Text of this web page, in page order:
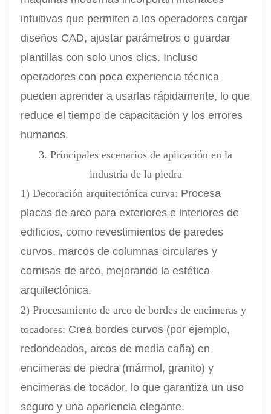
intuitivas que permiten a los operadores cargar
diseños CAD, ajustar parámetros o guardar
plantillas con solo unos clics. Incluso
operadores con poca experiencia técnica
pueden aprender a usarlas rápidamente, lo que
reduce el tiempo de capacitación y los errores
humanos.
3. Principales escenarios de aplicación en la
industria de la piedra
1) Decoración arquitectónica curva: Procesa
placas de arco para exteriores e interiores de
edificios, como revestimientos de paredes
curvos, marcos de columnas circulares y
cornisas de arco, mejorando la estética
arquitectónica.
2) Procesamiento de arco de bordes de encimeras y
tocadores: Crea bordes curvos (por ejemplo,
redondeados, arcos de media caña) en
encimeras de piedra (mármol, granito) y
encimeras de tocador, lo que garantiza un uso
seguro y una apariencia elegante.